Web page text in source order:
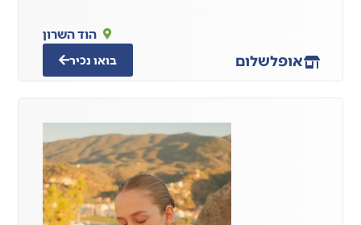
אופלשלום
הוד השרון
בואו נכיר